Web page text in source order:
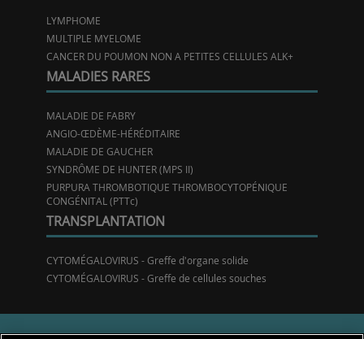
LYMPHOME
MULTIPLE MYELOME
CANCER DU POUMON NON A PETITES CELLULES ALK+
MALADIES RARES
MALADIE DE FABRY
ANGIO-ŒDÈME-HÉRÉDITAIRE
MALADIE DE GAUCHER
SYNDRÔME DE HUNTER (MPS II)
PURPURA THROMBOTIQUE THROMBOCYTOPÉNIQUE
CONGÉNITAL (PTTc)
TRANSPLANTATION
CYTOMÉGALOVIRUS - Greffe d'organe solide
CYTOMÉGALOVIRUS - Greffe de cellules souches